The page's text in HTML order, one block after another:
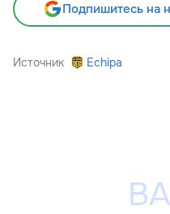
Подпишитесь на
Источник Echipa